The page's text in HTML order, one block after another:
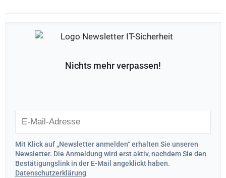
Nichts mehr verpassen!
Mit Klick auf „Newsletter anmelden“ erhalten Sie unseren
Newsletter. Die Anmeldung wird erst aktiv, nachdem Sie den
Bestätigungslink in der E-Mail angeklickt haben.
Datenschutzerklärung